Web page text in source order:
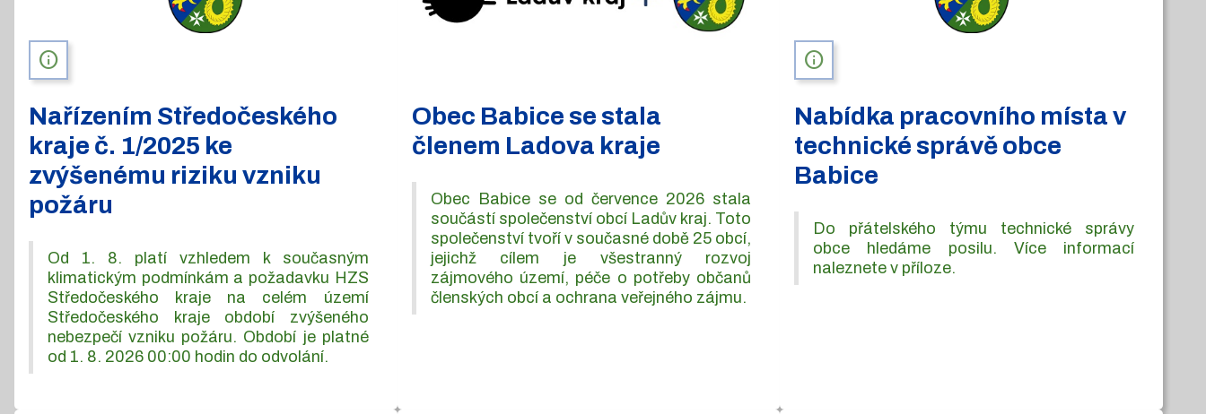
info
Nařízením Středočeského
kraje č. 1/2025 ke
zvýšenému riziku vzniku
požáru
Od 1. 8. platí vzhledem k současným
klimatickým podmínkám a požadavku HZS
Středočeského kraje na celém území
Středočeského kraje období zvýšeného
nebezpečí vzniku požáru. Období je platné
od 1. 8. 2026 00:00 hodin do odvolání.
Obec Babice se stala
členem Ladova kraje
Obec Babice se od července 2026 stala
součástí společenství obcí Ladův kraj. Toto
společenství tvoří v současné době 25 obcí,
jejichž cílem je všestranný rozvoj
zájmového území, péče o potřeby občanů
členských obcí a ochrana veřejného zájmu.
info
Nabídka pracovního místa v
technické správě obce
Babice
Do přátelského týmu technické správy
obce hledáme posilu. Více informací
naleznete v příloze.